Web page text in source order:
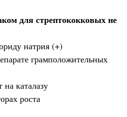
для стрептококковых не
натрия (+)
грамположительных
на каталазу
роста